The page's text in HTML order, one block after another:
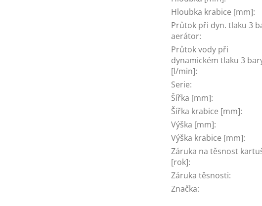
Hloubka krabice [mm]:
Průtok při dyn. tlaku 3
aerátor:
Průtok vody při
dynamickém tlaku 3
[l/min]:
Serie:
Šířka [mm]:
Šířka krabice [mm]:
Výška [mm]:
Výška krabice [mm]:
Záruka na těsnost
[rok]:
Záruka těsnosti:
Značka: